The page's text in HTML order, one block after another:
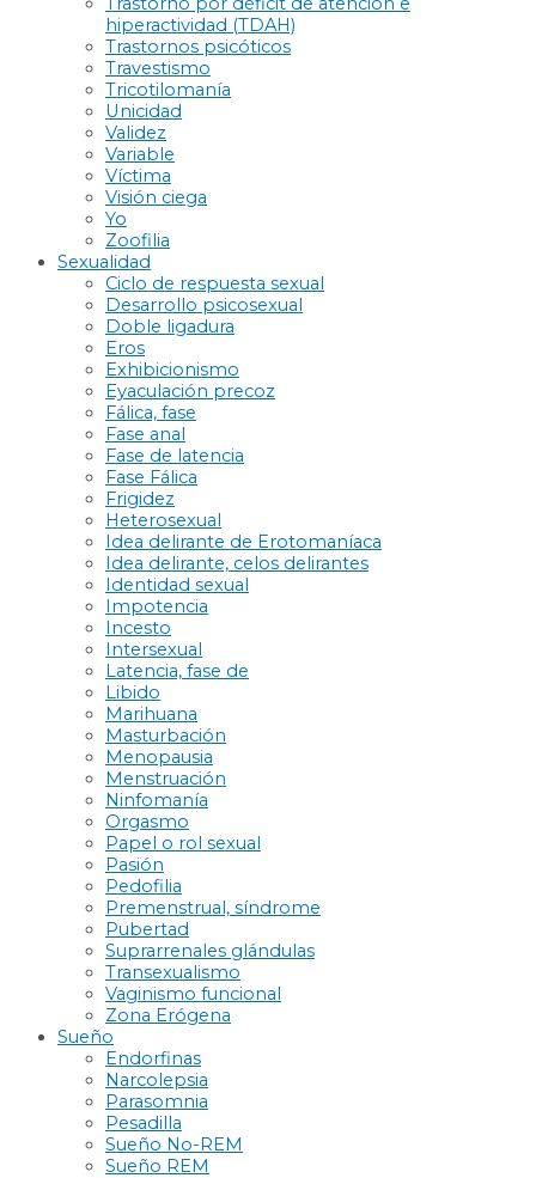
hiperactividad (TDAH)
Trastornos psicóticos
Travestismo
Tricotilomanía
Unicidad
Validez
Variable
Víctima
Visión ciega
Yo
Zoofilia
Sexualidad
Ciclo de respuesta sexual
Desarrollo psicosexual
Doble ligadura
Eros
Exhibicionismo
Eyaculación precoz
Fálica, fase
Fase anal
Fase de latencia
Fase Fálica
Frigidez
Heterosexual
Idea delirante de Erotomaníaca
Idea delirante, celos delirantes
Identidad sexual
Impotencia
Incesto
Intersexual
Latencia, fase de
Libido
Marihuana
Masturbación
Menopausia
Menstruación
Ninfomanía
Orgasmo
Papel o rol sexual
Pasión
Pedofilia
Premenstrual, síndrome
Pubertad
Suprarrenales glándulas
Transexualismo
Vaginismo funcional
Zona Erógena
Sueño
Endorfinas
Narcolepsia
Parasomnia
Pesadilla
Sueño No-REM
Sueño REM